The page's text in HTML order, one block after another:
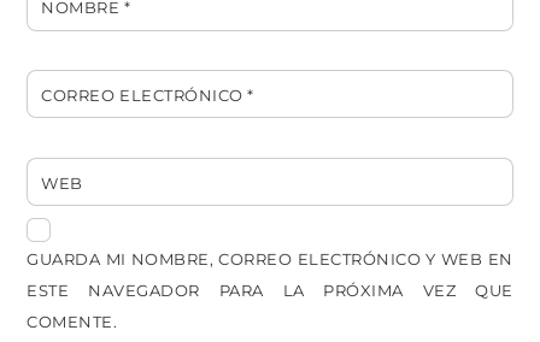
NOMBRE *
CORREO ELECTRÓNICO*
WEB
GUARDA MI NOMBRE, CORREO ELECTRÓNICO Y WEB EN
ESTE NAVEGADOR PARA LA PRÓXIMA VEZ QUE
COMENTE.